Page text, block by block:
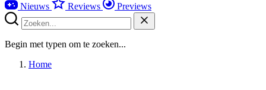
Nieuws
Reviews Previews
Begin met typen om te zoeken...
Home